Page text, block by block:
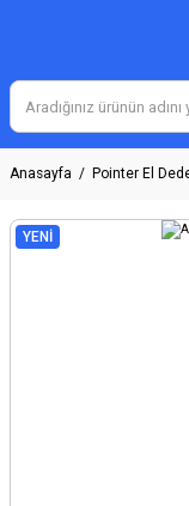
Anasayfa Pointer El
YENİ